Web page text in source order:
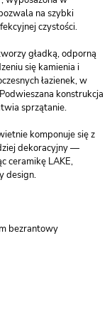
na szybki
czystości.
gładką, odporną
się kamienia i
łazienek, w
konstrukcja
sprzątanie.
komponuje się z
dekoracyjny —
ceramikę LAKE,
design.
bezrantowy